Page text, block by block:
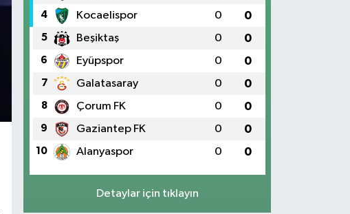
4 Kocaelispor 0 0
5 Beşiktaş 0 0
6 Eyüpspor 0 0
7 Galatasaray 0 0
8 Çorum FK 0 0
9 Gaziantep FK 0 0
10 Alanyaspor 0 0
Detaylar için tıklayın